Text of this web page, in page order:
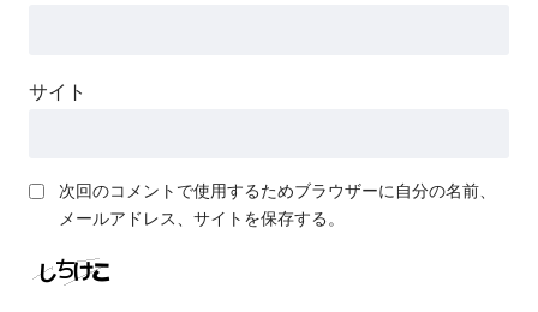
サイト
次回のコメントで使用するためブラウザーに自分の名前、
メールアドレス、サイトを保存する。